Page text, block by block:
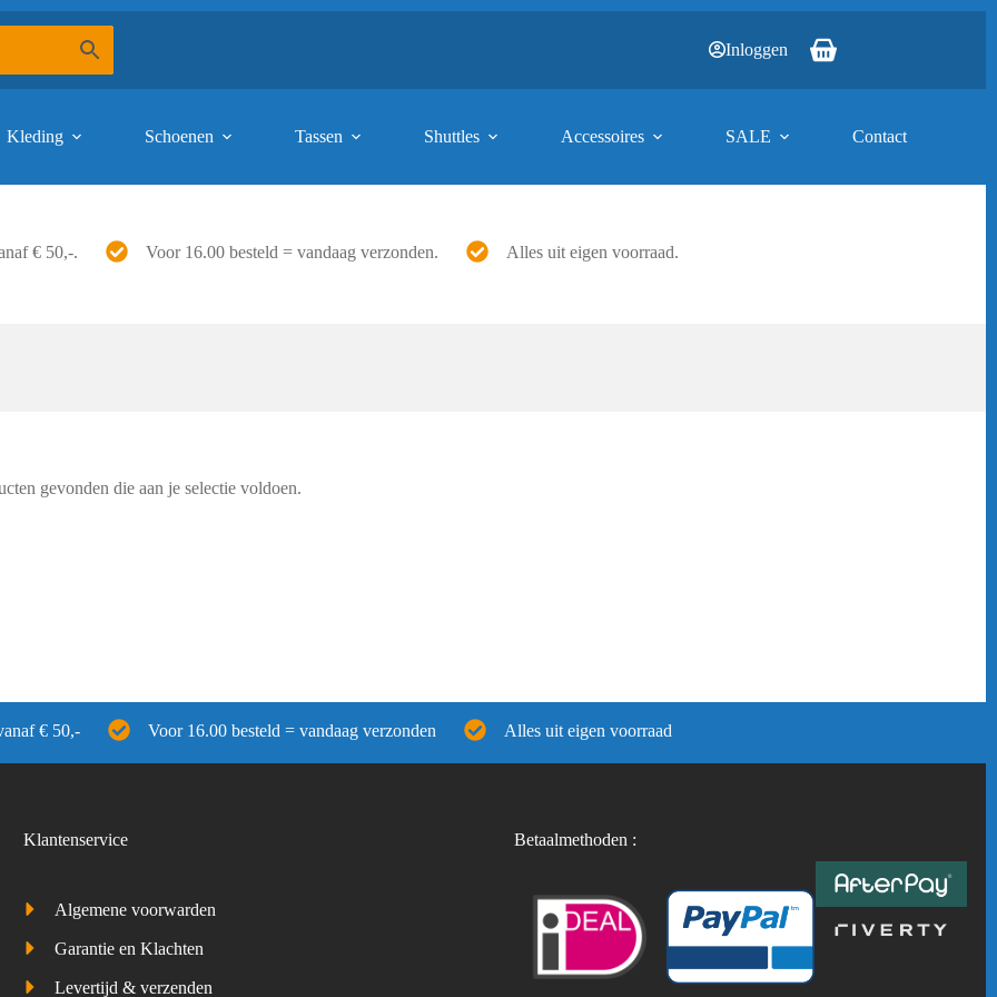
Inloggen Winkelwagen
Kleding Schoenen Tassen Shuttles Accessoires SALE Contact
€ 50,-. Voor 16.00 besteld = vandaag verzonden. Alles uit eigen voorraad.
gevonden die aan je selectie voldoen.
€ 50,- Voor 16.00 besteld = vandaag verzonden Alles uit eigen voorraad
Klantenservice
Algemene voorwarden
Garantie en Klachten
Levertijd & verzenden
Betaalmethoden :